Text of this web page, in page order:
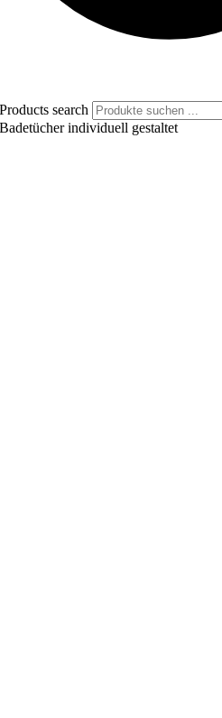
Products search
Badetücher individuell gestaltet